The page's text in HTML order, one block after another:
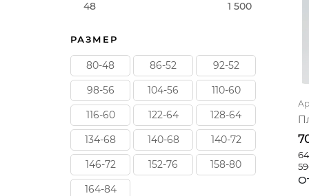
48 1 500
РАЗМЕР
80-48 86-52
92-52
98-56
104-56
110-60
116-60
122-64
128-64
134-68
140-68
140-72
146-72
152-76
158-80
164-84